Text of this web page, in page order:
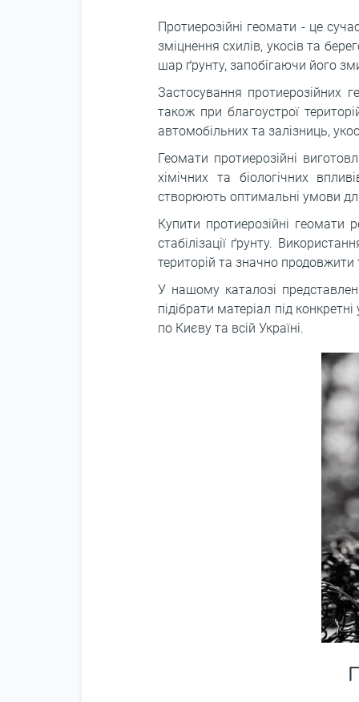
Протиерозійні геомати - це
зміцнення схилів, укосів та
шар ґрунту, запобігаючи його
Застосування протиерозійних
також при благоустрої
автомобільних та залізниць,
Геомати протиерозійні
хімічних та біологічних
створюють оптимальні умови
Купити протиерозійні геомати
стабілізації ґрунту.
територій та значно продовжити
У нашому каталозі
підібрати матеріал під
по Києву та всій Україні.